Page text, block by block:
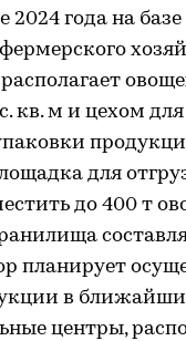
2024 года на базе
кв. м и цехом
для
до 400 т
планирует
в
центры,